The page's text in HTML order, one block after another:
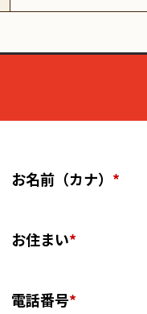
お名前（カナ） *
お住まい*
電話番号*